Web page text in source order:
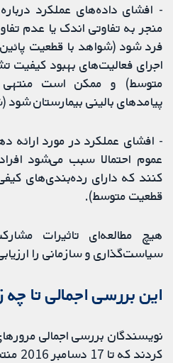
- افشای داده‌های عملکرد
منجر به تفاوتی اندک یا عدم
فرد شود (شواهد با قطعیت
اجرای فعالیت‌های بهبود کیفیت
متوسط) و ممکن است
پیامدهای بالینی بیمارستان شود
- افشای عملکرد در مورد ارائه
عموم احتمالا سبب می‌شود
کنند که دارای رده‌بندی‌های
قطعیت متوسط).
هیچ مطالعه‌ای تاثیرات
سیاست‌گذاری و سازمانی را
این بررسی اجمالی تا
نویسندگان بررسی اجمالی
کردند که تا 17 دسامبر 2016 منتشر شده باشند.